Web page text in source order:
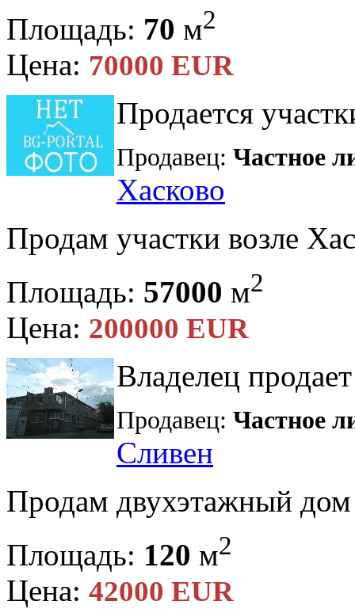
Площадь: 70 м2
Цена: 70000 EUR
Продается
Продавец: Частное
Хасково
Продам участки возле
Площадь: 57000 м2
Цена: 200000 EUR
Владелец
Продавец: Частное
Сливен
Продам двухэтажный дом
Площадь: 120 м2
Цена: 42000 EUR